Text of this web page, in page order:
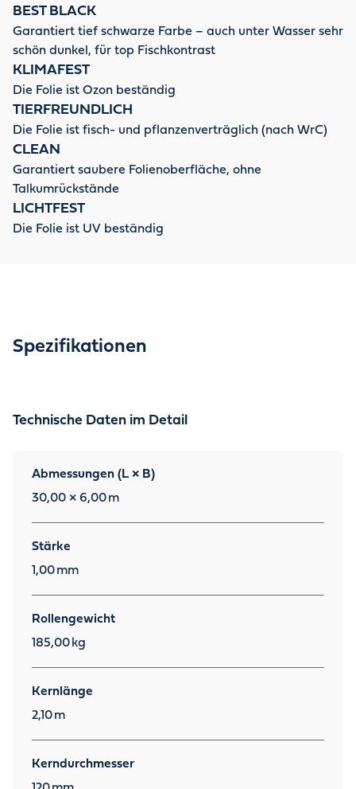
BEST BLACK
Garantiert tief schwarze Farbe – auch unter Wasser sehr
schön dunkel, für top Fischkontrast
KLIMAFEST
Die Folie ist Ozon beständig
TIERFREUNDLICH
Die Folie ist fisch- und pflanzenverträglich (nach WrC)
CLEAN
Garantiert saubere Folienoberfläche, ohne
Talkumrückstände
LICHTFEST
Die Folie ist UV beständig
Spezifikationen
Technische Daten im Detail
Abmessungen (L × B)
30,00 × 6,00 m
Stärke
1,00 mm
Rollengewicht
185,00 kg
Kernlänge
2,10 m
Kerndurchmesser